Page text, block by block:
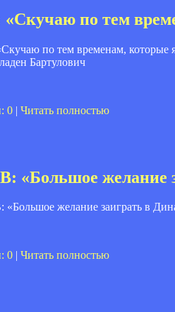
по тем
Бартулович
0 | Читать полностью
«Большое желание
0 Читать полностью